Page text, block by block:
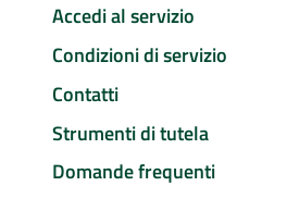
Accedi al servizio
Condizioni di servizio
Contatti
Strumenti di tutela
Domande frequenti